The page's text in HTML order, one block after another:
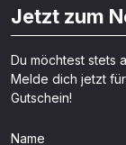
Jetzt zum
Du möchtest stets
Melde dich jetzt
Gutschein!
Name